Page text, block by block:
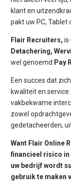
klant en
pakt uw PC, Tablet
Flair Recruiters, is
Detachering,
wel genoemd Pay
Een succes dat
kwaliteit en
vakbekwame
zowel
gedetacheerden,
Want Flair Online
financieel risico in
uw bedrijf wordt
gebruik te maken